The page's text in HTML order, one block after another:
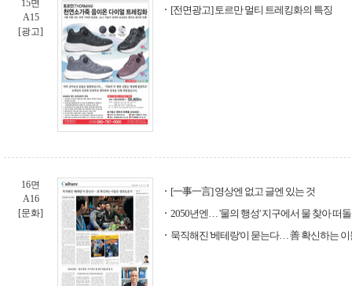
15면
A15
[광고]
[전면광고] 토르만 멀티 트레킹화의 특징
16면
A16
[문화]
[一事一言] 영상엔 없고 글엔 있는 것
2050년엔… '물의 행성' 지구에서 물 찾아 떠
묵직해진 '베테랑'이 묻는다… 善 확신하는